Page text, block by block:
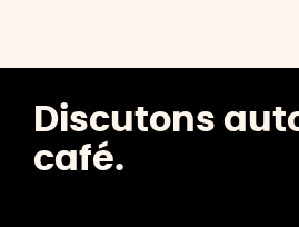
Discutons
café.